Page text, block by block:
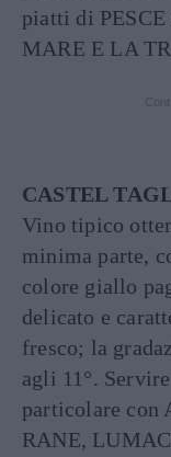
piatti di
MARE E LA
CASTEL
Vino tipico
minima parte,
colore giallo
delicato e
fresco; la
agli 11°.
particolare con
RANE,